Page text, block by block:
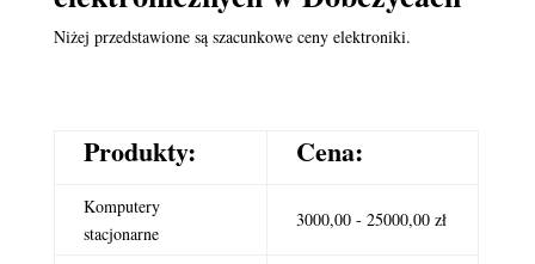
Niżej przedstawione są szacunkowe ceny elektroniki.
Produkty: Cena:
Komputery
stacjonarne
3000,00 - 25000,00 zł